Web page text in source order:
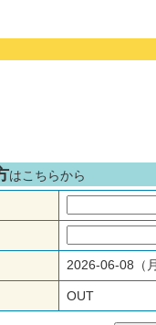
はこちらから
2026-06-08
OUT